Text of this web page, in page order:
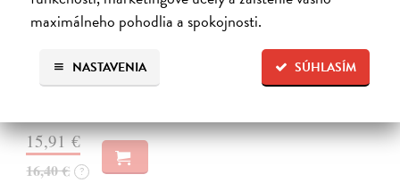
maximálneho pohodlia a spokojnosti.
SÚHLASÍM
NASTAVENIA
Sagitarius Petr
| Kniha
Tramwaj Cafe je kavárna v polském Těšíně a zároveň místo, kde se
sbíhají všechny nitky související s dalším brutálním zločinem, který
musí vyřešit Roman Saran, major ostravské kriminálky, a jeho tým.
Jak…
15,91 €
16,40 € ?